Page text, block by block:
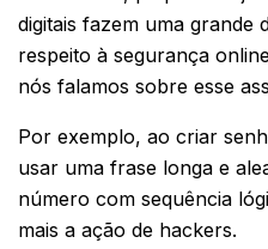
digitais fazem uma grande
respeito à segurança
nós falamos sobre esse
Por exemplo, ao criar
usar uma frase longa e
número com sequência
mais a ação de hackers.